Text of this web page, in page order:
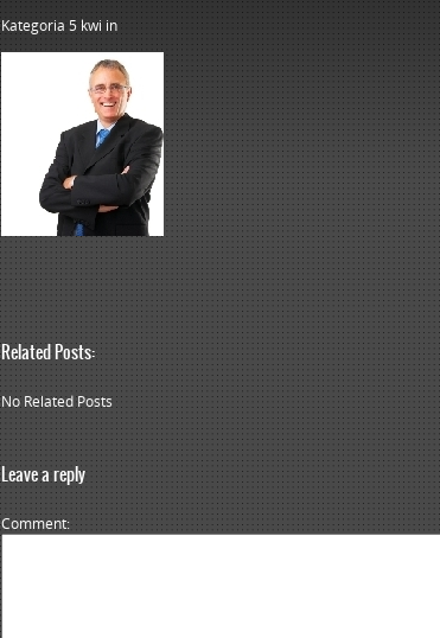
Kategoria 5 kwi in
Related Posts:
No Related Posts
Leave a reply
Comment